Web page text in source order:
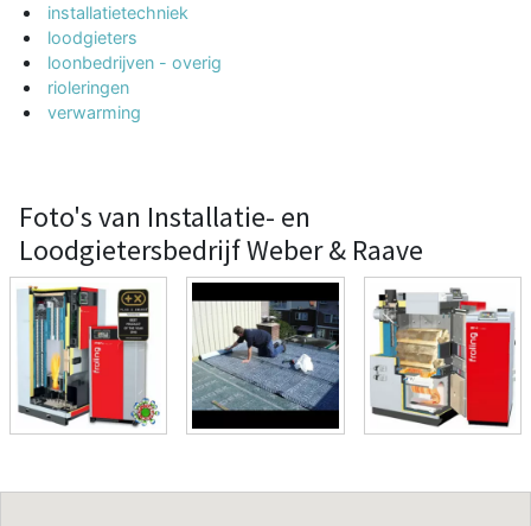
installatietechniek
loodgieters
loonbedrijven - overig
rioleringen
verwarming
Foto's van Installatie- en
Loodgietersbedrijf Weber & Raave